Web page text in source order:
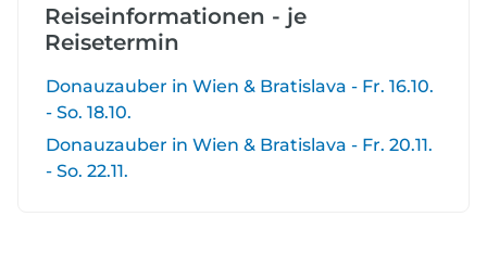
Reiseinformationen - je
Reisetermin
Donauzauber in Wien & Bratislava - Fr. 16.10.
- So. 18.10.
Donauzauber in Wien & Bratislava - Fr. 20.11.
- So. 22.11.